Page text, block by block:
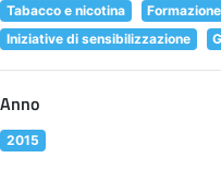
Tabacco e nicotina
Iniziative di sensibilizzazione
Anno
2015